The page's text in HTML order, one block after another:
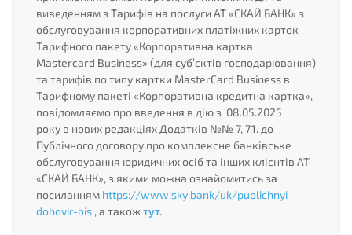
виведенням з Тарифів на послуги АТ «СКАЙ БАНК» з
обслуговування корпоративних платіжних карток
Тарифного пакету «Корпоративна картка
Mastercard Business» (для суб’єктів господарювання)
та тарифів по типу картки MasterCard Business в
Тарифному пакеті «Корпоративна кредитна картка»,
повідомляємо про введення в дію з 08.05.2025
року в нових редакціях Додатків №№ 7, 7.1. до
Публічного договору про комплексне банківське
обслуговування юридичних осіб та інших клієнтів АТ
«СКАЙ БАНК», з якими можна ознайомитись за
посиланням https://www.sky.bank/uk/publichnyi-
dohovir-bis , а такожтут.